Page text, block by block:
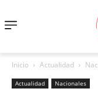
Inicio Actualidad
Actualidad Nacionales